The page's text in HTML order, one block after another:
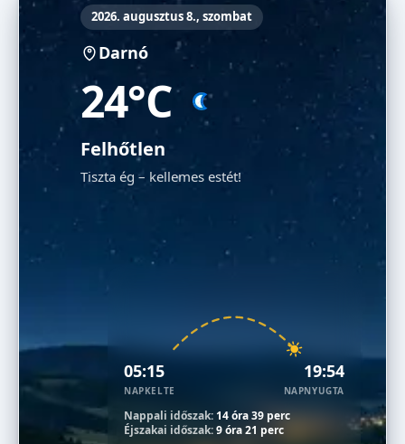
2026. augusztus 8., szombat
Darnó
24°C
Felhőtlen
Tiszta ég – kellemes estét!
05:15
NAPKELTE
19:54
NAPNYUGTA
Nappali időszak:14 óra 39 perc
Éjszakai időszak:9 óra 21 perc